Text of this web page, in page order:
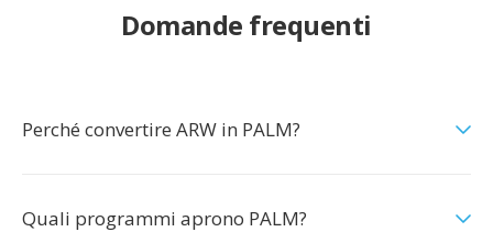
Domande frequenti
Perché convertire ARW in PALM?
Quali programmi aprono PALM?